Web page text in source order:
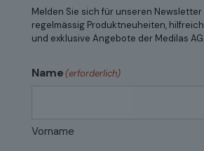
Melden Sie sich für unseren Newsletter
regelmässig Produktneuheiten,
und exklusive Angebote der Medilas
Name(erforderlich)
Vorname